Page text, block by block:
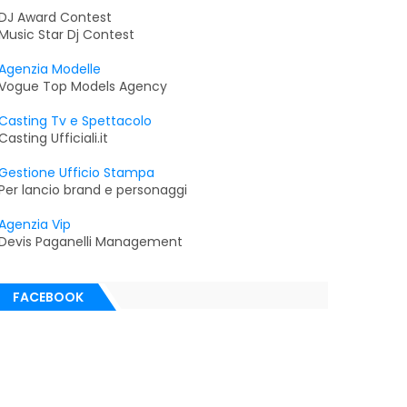
Award Contest
Star Dj Contest
Modelle
Top Models Agency
Tv e Spettacolo
Ufficiali.it
Ufficio Stampa
lancio brand e personaggi
Vip
Paganelli Management
FACEBOOK